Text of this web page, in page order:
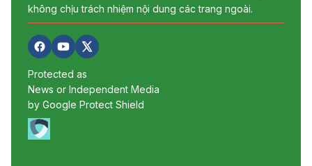
không chịu trách nhiệm nội dung các trang ngoài.
Protected as
News or Independent Media
by Google Protect Shield